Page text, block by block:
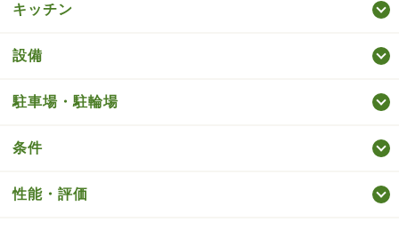
キッチン
設備
駐車場・駐輪場
条件
性能・評価